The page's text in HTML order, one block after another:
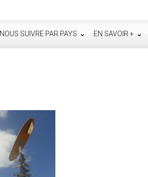
NOUS SUIVRE PAR PAYS EN SAVOIR +